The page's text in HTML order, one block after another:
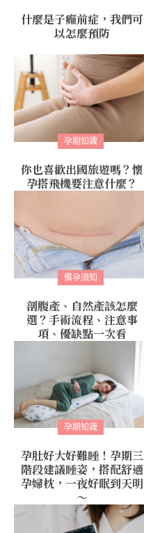
什麼是子癲前症，我們可
以怎麼預防
孕期知識
你也喜歡出國旅遊嗎？懷
孕搭飛機要注意什麼？
備孕須知
剖腹產、自然產該怎麼
選？手術流程、注意事
項、優缺點一次看
孕期知識
孕肚好大好難睡！孕期三
階段建議睡姿，搭配舒適
孕婦枕，一夜好眠到天明
～